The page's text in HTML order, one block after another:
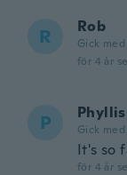
R Rob
Gick med
för 4 år
P Phyllis
Gick med
It's so
för 4 år